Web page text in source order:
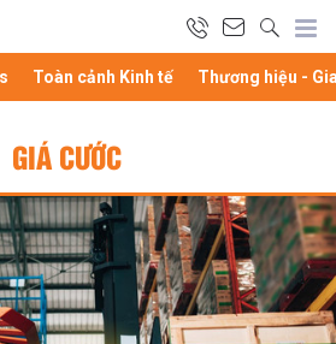
Toàn cảnh Kinh tế Thương hiệu -
GIÁ CƯỚC